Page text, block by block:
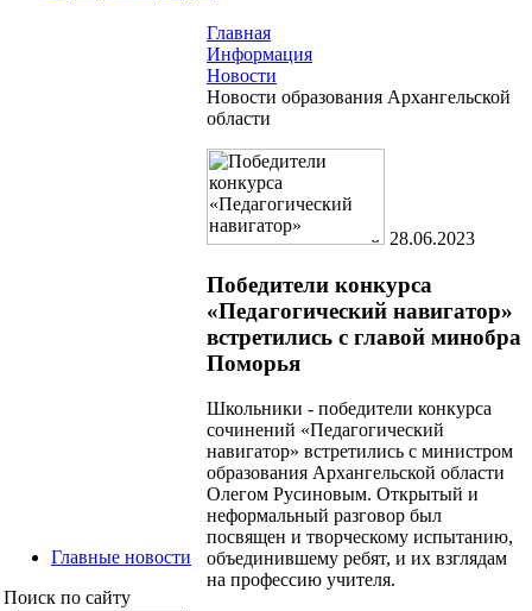
Главные новости
Поиск по сайту
Главная
Информация
Новости
Новости образования Архангельской
области
28.06.2023
Победители конкурса
«Педагогический навигатор»
встретились с главой минобра
Поморья
Школьники - победители конкурса
сочинений «Педагогический
навигатор» встретились с министром
образования Архангельской области
Олегом Русиновым. Открытый и
неформальный разговор был
посвящен и творческому испытанию,
объединившему ребят, и их взглядам
на профессию учителя.